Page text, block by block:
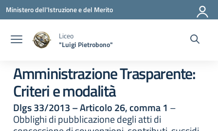
Vai ai contenuti
Vai al menu di navigazione
Vai al footer
Ministero dell'Istruzione e del Merito
Liceo
"Luigi Pietrobono"
Amministrazione Trasparente:
Criteri e modalità
Dlgs 33/2013 – Articolo 26, comma 1 –
Obblighi di pubblicazione degli atti di